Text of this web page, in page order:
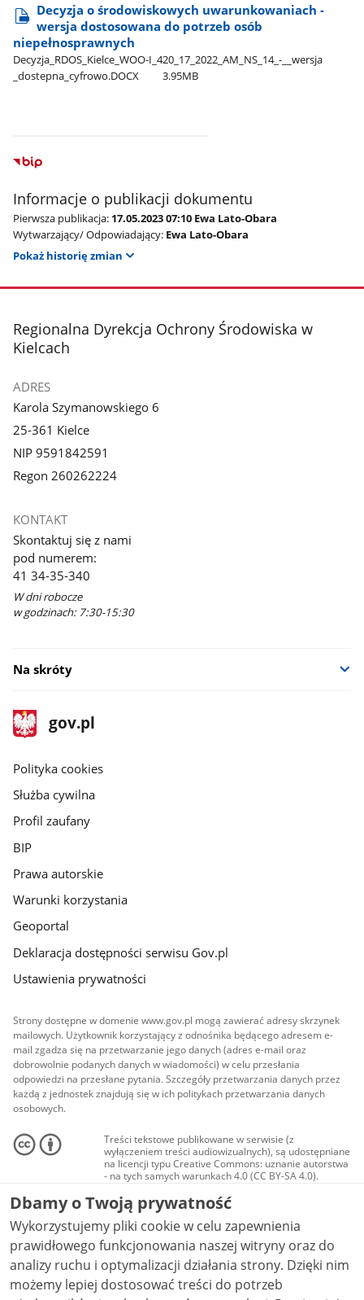
Decyzja o środowiskowych uwarunkowaniach -
wersja dostosowana do potrzeb osób
niepełnosprawnych
Decyzja​_RDOS​_Kielce​_WOO-I​_420​_17​_2022​_AM​_NS​_14​_-​_​_wersja​
_dostepna​_cyfrowo.DOCX
3.95MB
Informacje o publikacji dokumentu
Pierwsza publikacja: 17.05.2023 07:10 Ewa Lato-Obara
Wytwarzający/ Odpowiadający: Ewa Lato-Obara
Pokaż historię zmian
stopka
Regionalna Dyrekcja Ochrony Środowiska w
Kielcach
ADRES
Karola Szymanowskiego 6
25-361 Kielce
NIP 9591842591
Regon 260262224
KONTAKT
Skontaktuj się z nami
pod numerem:
41 34-35-340
W dni robocze
w godzinach: 7:30-15:30
Na skróty
stopka
gov.pl
Strona
gov.pl
gov.pl
Polityka cookies
Służba cywilna
Profil zaufany
BIP
Prawa autorskie
Warunki korzystania
Geoportal
Deklaracja dostępności serwisu Gov.pl
Ustawienia prywatności
Strony dostępne w domenie www.gov.pl mogą zawierać adresy skrzynek
mailowych. Użytkownik korzystający z odnośnika będącego adresem e-
mail zgadza się na przetwarzanie jego danych (adres e-mail oraz
dobrowolnie podanych danych w wiadomości) w celu przesłania
odpowiedzi na przesłane pytania. Szczegóły przetwarzania danych przez
każdą z jednostek znajdują się w ich politykach przetwarzania danych
osobowych.
Treści tekstowe publikowane w serwisie (z
wyłączeniem treści audiowizualnych), są udostępniane
na licencji typu Creative Commons: uznanie autorstwa
- na tych samych warunkach 4.0 (CC BY-SA 4.0).
Materiały audiowizualne, w tym zdjęcia, materiały
audio i wideo, są udostępniane na licencji typu
Creative Commons: uznanie autorstwa użycie
niekomercyjne - bez utworów zależnych 4.0 (CC BY-
NC-ND 4.0), o ile nie jest to stwierdzone inaczej.
Dbamy o Twoją prywatność
Wykorzystujemy pliki cookie w celu zapewnienia
prawidłowego funkcjonowania naszej witryny oraz do
analizy ruchu i optymalizacji działania strony. Dzięki nim
możemy lepiej dostosować treści do potrzeb